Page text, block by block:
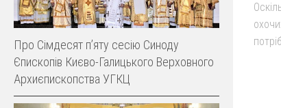
Про Сімдесят п’яту сесію Синоду
Єпископів Києво-Галицького Верховного
Архиєпископства УГКЦ